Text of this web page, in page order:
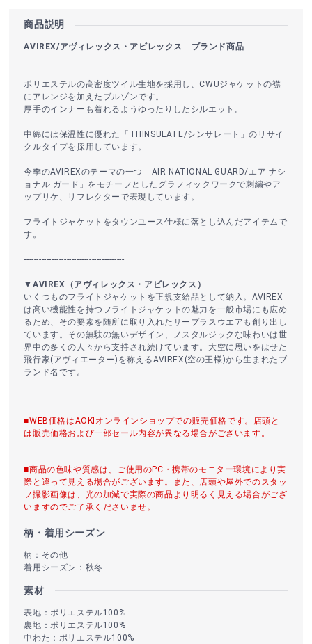
商品説明
AVIREX/アヴィレックス・アビレックス ブランド商品
ポリエステルの高密度ツイル生地を採用し、CWUジャケットの襟
にアレンジを加えたブルゾンです。
厚手のインナーも着れるようゆったりしたシルエット。
中綿には保温性に優れた「THINSULATE/シンサレート」のリサイ
クルタイプを採用しています。
今季のAVIREXのテーマの一つ「AIR NATIONAL GUARD/エア ナシ
ョナル ガード」をモチーフとしたグラフィックワークで刺繍やア
ップリケ、リフレクターで表現しています。
フライトジャケットをタウンユース仕様に落とし込んだアイテムで
す。
----------------------------------------
▼AVIREX（アヴィレックス・アビレックス）
いくつものフライトジャケットを正規支給品として納入。AVIREX
は高い機能性を持つフライトジャケットの魅力を一般市場にも広め
るため、その要素を随所に取り入れたサープラスウエアも創り出し
ています。その無駄の無いデザイン、ノスタルジックな味わいは世
界中の多くの人々から支持され続けています。大空に思いをはせた
飛行家(アヴィエーター)を称えるAVIREX(空の王様)から生まれたブ
ランド名です。
■WEB価格はAOKIオンラインショップでの販売価格です。店頭と
は販売価格および一部セール内容が異なる場合がございます。
■商品の色味や質感は、ご使用のPC・携帯のモニター環境により実
際と違って見える場合がございます。また、店頭や屋外でのスタッ
フ撮影画像は、光の加減で実際の商品より明るく見える場合がござ
いますのでご了承くださいませ。
柄・着用シーズン
柄：その他
着用シーズン：秋冬
素材
表地：ポリエステル100%
裏地：ポリエステル100%
中わた：ポリエステル100%